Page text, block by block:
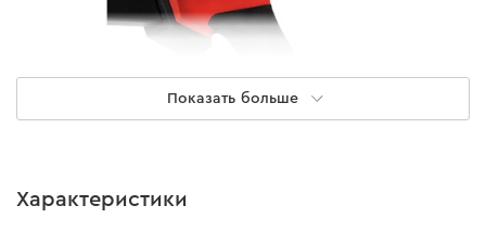
Показать больше
Характеристики